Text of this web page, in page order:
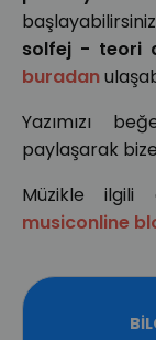
solfej - teori
buradan
Yazımızı
paylaşarak
Müzikle ilgili
musiconline